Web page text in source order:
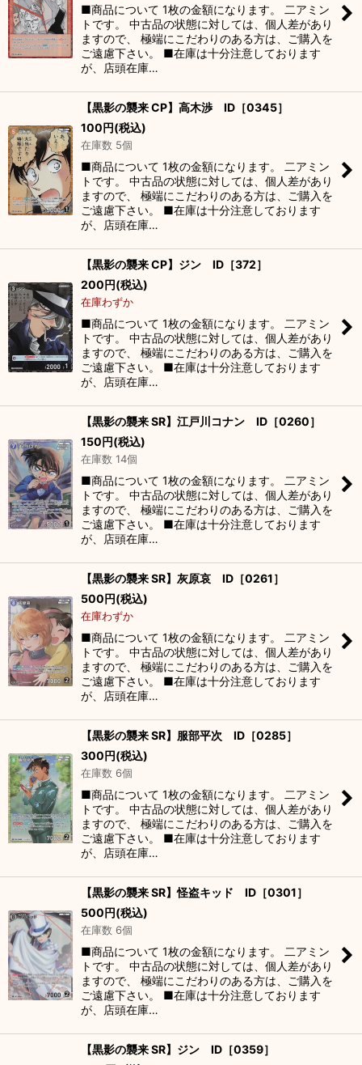
■商品について 1枚の金額になります。 二アミン
トです。 中古品の状態に対しては、個人差があり
ますので、 極端にこだわりのある方は、ご購入を
ご遠慮下さい。 ■在庫は十分注意しております
が、店頭在庫…
【黒影の襲来 CP】高木渉 ID［0345］
100円(税込)
在庫数 5個
■商品について 1枚の金額になります。 二アミン
トです。 中古品の状態に対しては、個人差があり
ますので、 極端にこだわりのある方は、ご購入を
ご遠慮下さい。 ■在庫は十分注意しております
が、店頭在庫…
【黒影の襲来 CP】ジン ID［372］
200円(税込)
在庫わずか
■商品について 1枚の金額になります。 二アミン
トです。 中古品の状態に対しては、個人差があり
ますので、 極端にこだわりのある方は、ご購入を
ご遠慮下さい。 ■在庫は十分注意しております
が、店頭在庫…
【黒影の襲来 SR】江戸川コナン ID［0260］
150円(税込)
在庫数 14個
■商品について 1枚の金額になります。 二アミン
トです。 中古品の状態に対しては、個人差があり
ますので、 極端にこだわりのある方は、ご購入を
ご遠慮下さい。 ■在庫は十分注意しております
が、店頭在庫…
【黒影の襲来 SR】灰原哀 ID［0261］
500円(税込)
在庫わずか
■商品について 1枚の金額になります。 二アミン
トです。 中古品の状態に対しては、個人差があり
ますので、 極端にこだわりのある方は、ご購入を
ご遠慮下さい。 ■在庫は十分注意しております
が、店頭在庫…
【黒影の襲来 SR】服部平次 ID［0285］
300円(税込)
在庫数 6個
■商品について 1枚の金額になります。 二アミン
トです。 中古品の状態に対しては、個人差があり
ますので、 極端にこだわりのある方は、ご購入を
ご遠慮下さい。 ■在庫は十分注意しております
が、店頭在庫…
【黒影の襲来 SR】怪盗キッド ID［0301］
500円(税込)
在庫数 6個
■商品について 1枚の金額になります。 二アミン
トです。 中古品の状態に対しては、個人差があり
ますので、 極端にこだわりのある方は、ご購入を
ご遠慮下さい。 ■在庫は十分注意しております
が、店頭在庫…
【黒影の襲来 SR】ジン ID［0359］